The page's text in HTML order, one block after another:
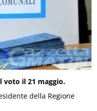
voto il 21 maggio.
della Regione